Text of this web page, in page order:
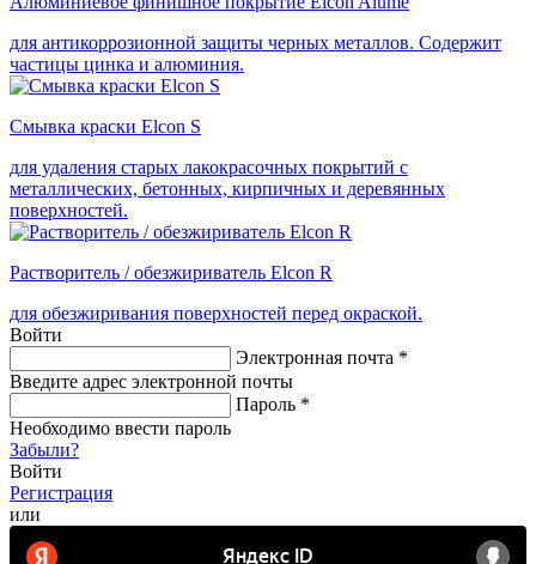
для антикоррозионной защиты черных металлов. Содержит
частицы цинка и алюминия.
Смывка краски Elcon S
для удаления старых лакокрасочных покрытий с
металлических, бетонных, кирпичных и деревянных
поверхностей.
Растворитель / обезжириватель Elcon R
для обезжиривания поверхностей перед окраской.
Войти
Электронная почта *
Введите адрес электронной почты
Пароль *
Необходимо ввести пароль
Забыли?
Войти
Регистрация
или